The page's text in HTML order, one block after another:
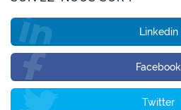
Linkedin
Facebook
Twitter